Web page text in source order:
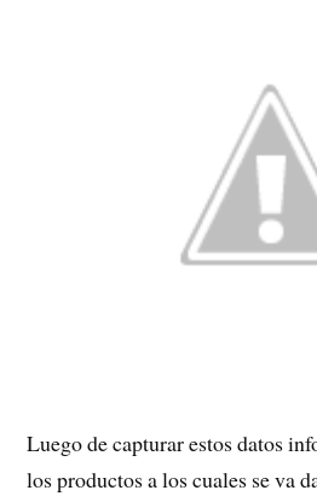
Luego de capturar estos datos
los productos a los cuales se va